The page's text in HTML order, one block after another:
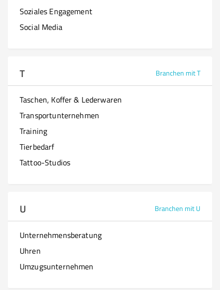
Soziales Engagement
Social Media
T Branchen mit T
Taschen, Koffer & Lederwaren
Transportunternehmen
Training
Tierbedarf
Tattoo-Studios
U Branchen mit U
Unternehmensberatung
Uhren
Umzugsunternehmen